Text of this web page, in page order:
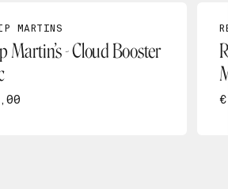
MARTINS
Martin’s - Cloud Booster